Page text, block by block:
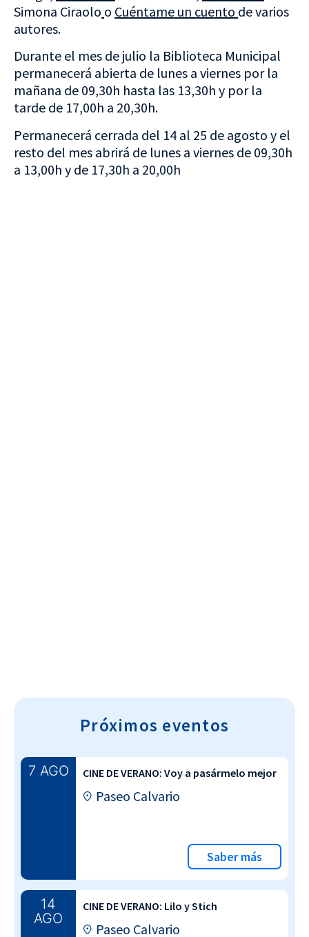
Simona Ciraolo o Cuéntame un cuento de varios
autores.
Durante el mes de julio la Biblioteca Municipal
permanecerá abierta de lunes a viernes por la
mañana de 09,30h hasta las 13,30h y por la
tarde de 17,00h a 20,30h.
Permanecerá cerrada del 14 al 25 de agosto y el
resto del mes abrirá de lunes a viernes de 09,30h
a 13,00h y de 17,30h a 20,00h
Próximos eventos
7 AGO CINE DE VERANO: Voy a pasármelo mejor
Paseo Calvario
Saber más
14
AGO
CINE DE VERANO: Lilo y Stich
Paseo Calvario